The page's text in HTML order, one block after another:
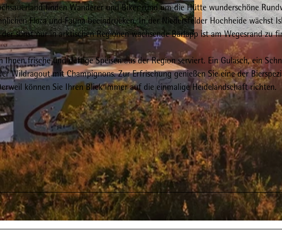
SA © Sebastian Noack Hochheide Hütte
finden Wanderer und Biker rund um die Hütte wunderschöne
Flora und Fauna beeindrucken. In der Niedersfelder Hochheide wächst
sonst nur in arktischen Regionen wachsende Bärlapp ist am Wegesrand zu
frische und deftige Speisen aus der Region serviert. Ein Gulasch, ein
Wildragout mit Champignons. Zur Erfrischung genießen Sie eine der
können Sie Ihren Blick immer auf die einmalige Heidelandschaft richten.